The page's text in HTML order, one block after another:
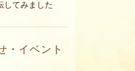
してみました
・イベント
ント